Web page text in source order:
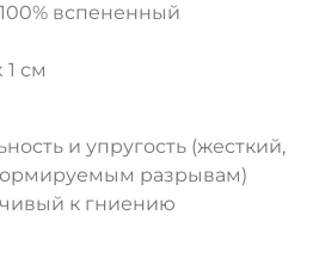
вспененный
1 см
и упругость (жесткий,
разрывам)
к гниению